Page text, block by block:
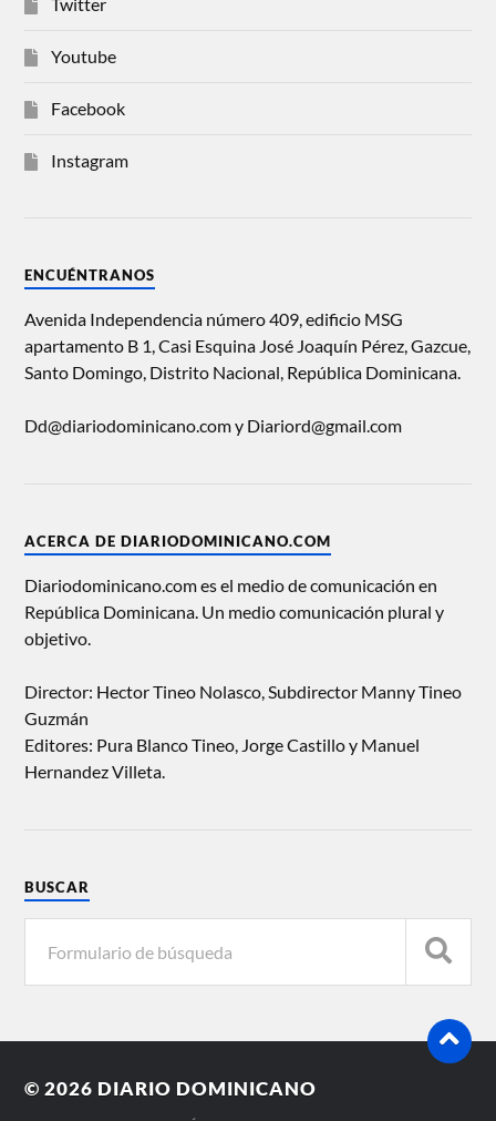
Youtube
Facebook
Instagram
ENCUÉNTRANOS
Avenida Independencia número 409, edificio MSG
apartamento B 1, Casi Esquina José Joaquín Pérez, Gazcue,
Santo Domingo, Distrito Nacional, República Dominicana.
Dd@diariodominicano.com y Diariord@gmail.com
ACERCA DE DIARIODOMINICANO.COM
Diariodominicano.com es el medio de comunicación en
República Dominicana. Un medio comunicación plural y
objetivo.
Director: Hector Tineo Nolasco, Subdirector Manny Tineo
Guzmán
Editores: Pura Blanco Tineo, Jorge Castillo y Manuel
Hernandez Villeta.
BUSCAR
© 2026 DIARIO DOMINICANO